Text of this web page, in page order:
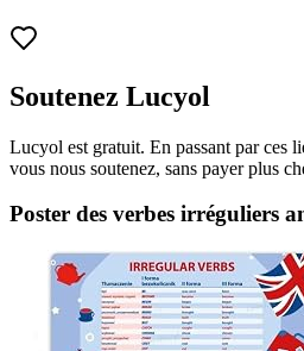
Soutenez Lucyol
Lucyol est gratuit. En passant par ces
vous nous soutenez, sans payer plus
Poster des verbes irréguliers